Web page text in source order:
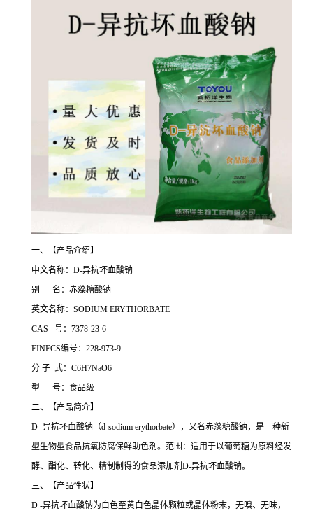
一、【产品介绍】
中文名称：D-异抗坏血酸钠
别 名：赤藻糖酸钠
英文名称：SODIUM ERYTHORBATE
CAS 号：7378-23-6
EINECS编号：228-973-9
分 子 式：C6H7NaO6
型 号：食品级
二、【产品简介】
D- 异抗坏血酸钠（d-sodium erythorbate），又名赤藻糖酸钠，是一种新
型生物型食品抗氧防腐保鲜助色剂。范围：适用于以葡萄糖为原料经发
酵、酯化、转化、精制制得的食品添加剂D-异抗坏血酸钠。
三、【产品性状】
D -异抗坏血酸钠为白色至黄白色晶体颗粒或晶体粉末，无嗅、无味，